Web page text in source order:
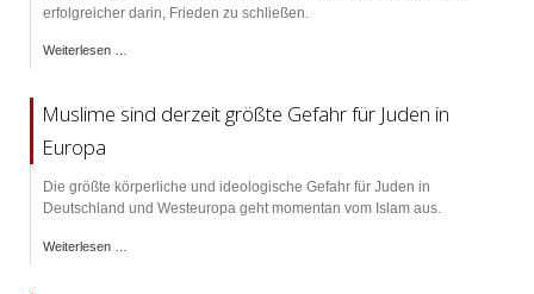
erfolgreicher darin, Frieden zu schließen.
Weiterlesen …
Muslime sind derzeit größte Gefahr für Juden in
Europa
Die größte körperliche und ideologische Gefahr für Juden in
Deutschland und Westeuropa geht momentan vom Islam aus.
Weiterlesen …